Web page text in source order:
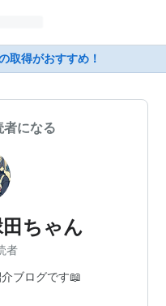
取得がおすすめ！
者になる
ちゃん
者
ブログです📖